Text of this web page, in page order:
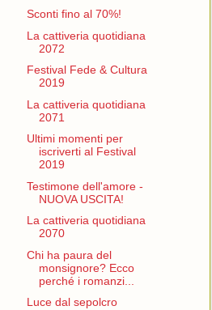
Sconti fino al 70%!
La cattiveria quotidiana
2072
Festival Fede & Cultura
2019
La cattiveria quotidiana
2071
Ultimi momenti per
iscriverti al Festival
2019
Testimone dell'amore -
NUOVA USCITA!
La cattiveria quotidiana
2070
Chi ha paura del
monsignore? Ecco
perché i romanzi...
Luce dal sepolcro